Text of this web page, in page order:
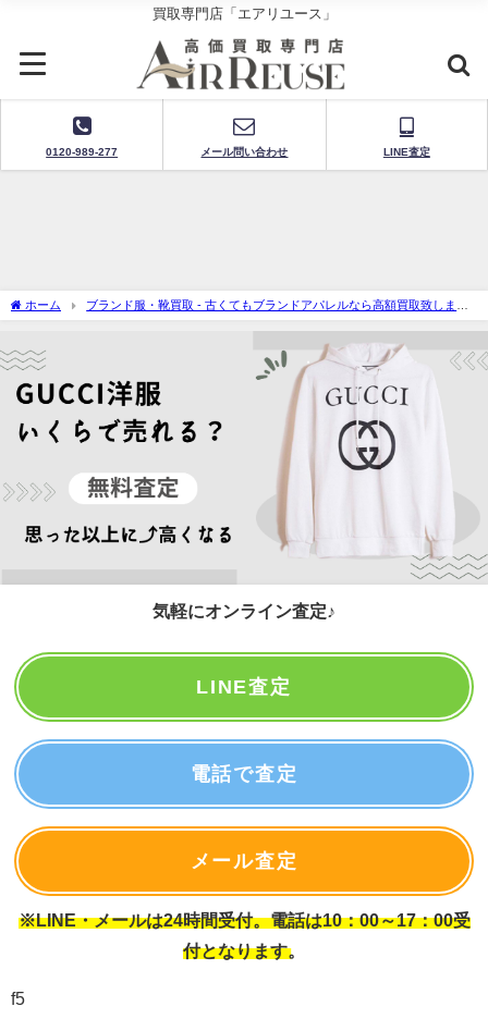
買取専門店「エアリユース」
0120-989-277 メール問い合わせ LINE査定
ホーム
ブランド服・靴買取 - 古くてもブランドアパレルなら高額買取致しま
す！
グッチ洋服・靴買取（Gucci apparel）‐無料査定で買取価格を今すぐチェック
気軽にオンライン査定♪
LINE査定
電話で査定
メール査定
※LINE・メールは24時間受付。電話は10：00～17：00受
付となります。
f5